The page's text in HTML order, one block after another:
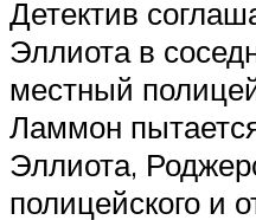
Детектив
Эллиота в
местный
Ламмон
Эллиота,
полицейского и